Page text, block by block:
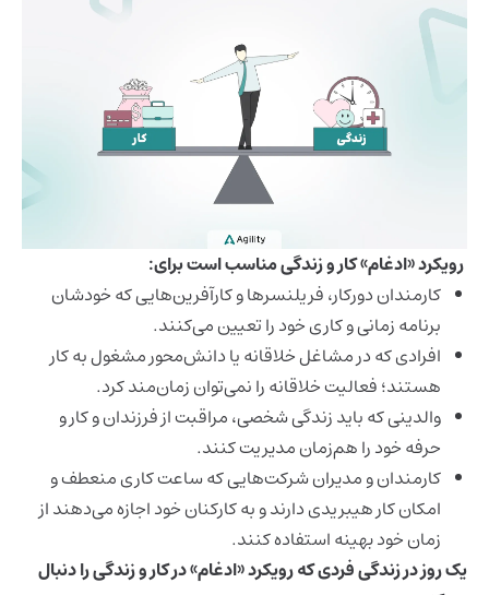
رویکرد «ادغام» کار و زندگی مناسب است برای:
کارمندان دورکار، فریلنسرها و کارآفرین‌هایی که خودشان
برنامه زمانی و کاری خود را تعیین می‌کنند.
افرادی که در مشاغل خلاقانه یا دانش‌محور مشغول به کار
هستند؛ فعالیت خلاقانه را نمی‌توان زمان‌مند کرد.
والدینی که باید زندگی شخصی، مراقبت از فرزندان و کار و
حرفه‌ خود را هم‌زمان مدیریت کنند.
کارمندان و مدیران شرکت‌هایی که ساعت کاری منعطف و
امکان کار هیبریدی دارند و به کارکنان خود اجازه می‌دهند از
زمان خود بهینه استفاده کنند.
یک روز در زندگی فردی که رویکرد «ادغام» در کار و زندگی را دنبال